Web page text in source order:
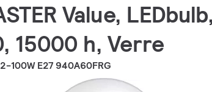
Value,
15000 h, Verre
100W E27 940A60FRG